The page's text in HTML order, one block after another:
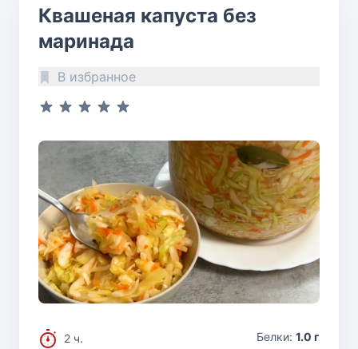
Квашеная капуста без
маринада
В избранное
2 ч.
Белки: 1.0 г